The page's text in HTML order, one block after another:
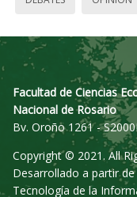
Facultad de Ciencias
Nacional de Rosario
Bv. Oroño 1261 -
Copyright © 2021. All
Desarrollado a partir
Tecnología de la